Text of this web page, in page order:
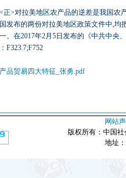
<正>对拉美地区农产品的逆差是我国农
发布的两份对拉美地区政策文件中,均
。在2017年2月 5日发布的《中共中央
F323.7;F752
品贸易四大特征_张勇.pdf
网站
版权所有：中国
地址